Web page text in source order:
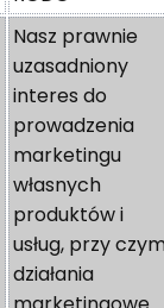
Nasz prawnie
uzasadniony
interes do
prowadzenia
marketingu
własnych
produktów i
usług, przy
działania